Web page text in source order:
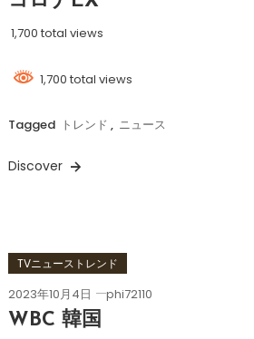
1,700 total views
1,700 total views
Tagged トレンド , ニュース
Discover
TVニューストレンド
2023年10月4日 phi72110
WBC 韓国